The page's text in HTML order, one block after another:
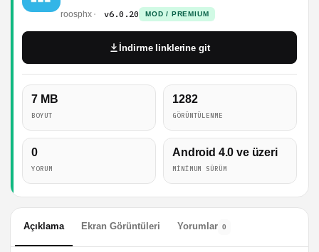
roosphx v6.0.20 MOD / PREMIUM
7 MB
BOYUT
1282
GÖRÜNTÜLENME
0
YORUM
Android 4.0 ve üzeri
MINIMUM SÜRÜM
İndirme linklerine git
Açıklama Ekran Görüntüleri Yorumlar 0